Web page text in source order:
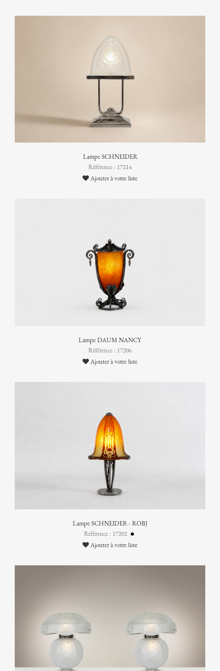
Lampe SCHNEIDER
Référence : 17214
Ajouter à votre liste
Lampe DAUM NANCY
Référence : 17206
Ajouter à votre liste
Lampe SCHNEIDER - ROBJ
Référence : 17202
Ajouter à votre liste